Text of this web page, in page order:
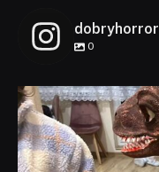
dobryhorror
0